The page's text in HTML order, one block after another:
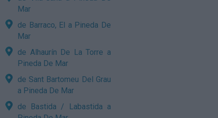
Mar
de Barraco, El a Pineda De
Mar
de Alhaurín De La Torre a
Pineda De Mar
de Sant Bartomeu Del Grau
a Pineda De Mar
de Bastida / Labastida a